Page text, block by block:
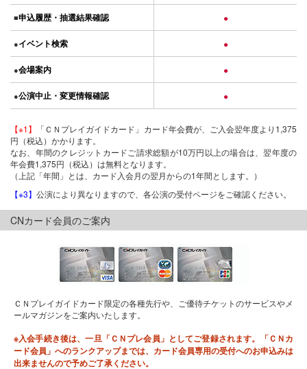
■申込履歴・抽選結果確認 ●
●イベント検索 ●
●会場案内 ●
●公演中止・変更情報確認 ●
【※1】
「ＣＮプレイガイドカード」カード年会費が、ご入会翌年度より1,375
円（税込）かかります。
なお、年間のクレジットカードご請求総額が10万円以上の場合は、翌年度の
年会費1,375円（税込）は無料となります。
（上記「年間」とは、カード入会月の翌月からの1年間とします。）
【※3】 公演により異なりますので、各公演の受付ページをご確認ください。
CNカード会員のご案内
ＣＮプレイガイドカード限定の各種先行や、ご優待チケットのサービスやメ
ールマガジンをご案内いたします。
※入会手続き後は、一旦「ＣＮプレ会員」としてご登録されます。「ＣＮカ
ード会員」へのランクアップまでは、カード会員専用の受付へのお申込みは
出来ませんので予めご了承ください。